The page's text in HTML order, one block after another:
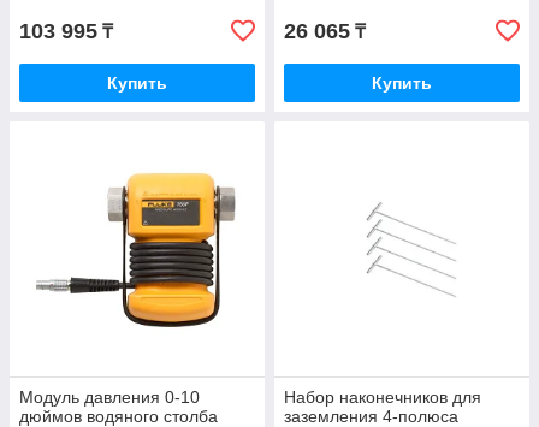
103 995 ₸
Купить
26 065 ₸
Купить
Модуль давления 0-10
дюймов водяного столба
Набор наконечников для
заземления 4-полюса